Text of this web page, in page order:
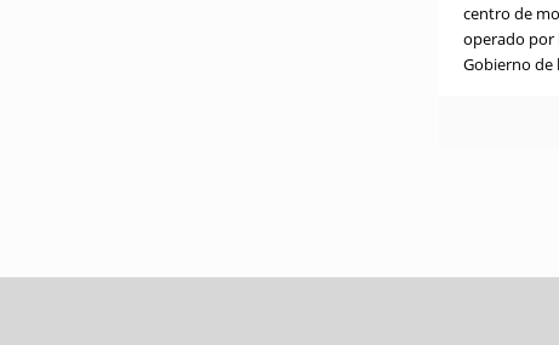
centro de
operado por
Gobierno de